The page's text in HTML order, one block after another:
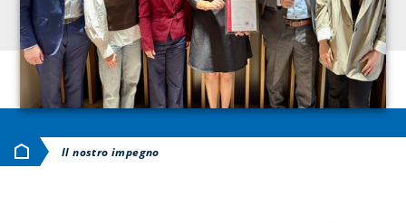
Home
Il nostro impegno